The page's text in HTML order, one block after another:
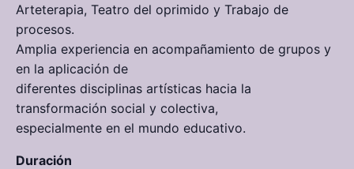
Arteterapia, Teatro del oprimido y Trabajo de
procesos.
Amplia experiencia en acompañamiento de grupos y
en la aplicación de
diferentes disciplinas artísticas hacia la
transformación social y colectiva,
especialmente en el mundo educativo.
Duración